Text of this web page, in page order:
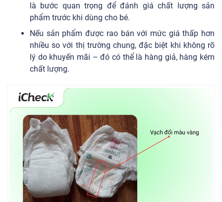
là bước quan trọng để đánh giá chất lượng sản
phẩm trước khi dùng cho bé.
Nếu sản phẩm được rao bán với mức giá thấp hơn
nhiều so với thị trường chung, đặc biệt khi không rõ
lý do khuyến mãi – đó có thể là hàng giả, hàng kém
chất lượng.